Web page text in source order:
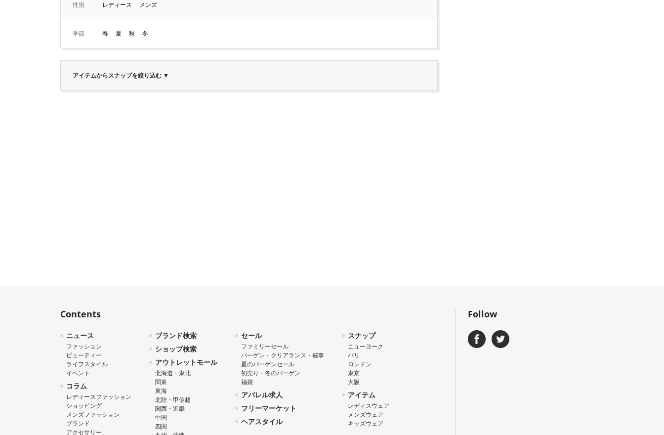
性別 レディース メンズ
季節 春 夏 秋 冬
アイテムからスナップを絞り込む ▼
Contents
ニュース
ファッション
ビューティー
ライフスタイル
イベント
コラム
レディースファッション
ショッピング
メンズファッション
ブランド
アクセサリー
ブランド検索
ショップ検索
アウトレットモール
北海道・東北
関東
東海
北陸・甲信越
関西・近畿
中国
四国
セール
ファミリーセール
バーゲン・クリアランス・催事
夏のバーゲンセール
初売り・冬のバーゲン
福袋
アパレル求人
フリーマーケット
ヘアスタイル
スナップ
ニューヨーク
パリ
ロンドン
東京
大阪
アイテム
レディスウェア
メンズウェア
キッズウェア
Follow